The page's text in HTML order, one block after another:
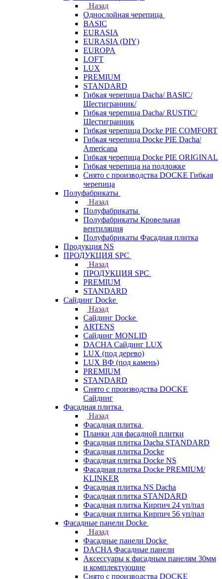
Назад
Однослойная черепица
BASIC
EURASIA
EURASIA (DIY)
EUROPA
LOFT
LUX
PREMIUM
STANDARD
Гибкая черепица Dacha/ BASIC/
Шестигранник/
Гибкая черепица Dacha/ RUSTIC/
Шестигранник
Гибкая черепица Docke PIE COMFORT
Гибкая черепица Docke PIE Dacha/
Americana
Гибкая черепица Docke PIE ОRIGINАL
Гибкая черепица на подложке
Снято с производства DOCKE Гибкая
черепица
Полуфабрикаты
Назад
Полуфабрикаты
Полуфабрикаты Кровельная
вентиляция
Полуфабрикаты Фасадная плитка
Продукция NS
ПРОДУКЦИЯ SPC
Назад
ПРОДУКЦИЯ SPC
PREMIUM
STANDARD
Сайдинг Docke
Назад
Сайдинг Docke
ARTENS
Cайдинг MONLID
DACHA Сайдинг LUX
LUX (под дерево)
LUX ВФ (под камень)
PREMIUM
STANDARD
Снято с производства DOCKE
Сайдинг
Фасадная плитка
Назад
Фасадная плитка
Планки для фасадной плитки
Фасадная плитка Dacha STANDARD
Фасадная плитка Docke
Фасадная плитка Docke NS
Фасадная плитка Docke PREMIUM/
KLINKER
Фасадная плитка NS Dacha
Фасадная плитка STANDARD
Фасадная плитка Кирпич 24 уп/пал
Фасадная плитка Кирпич 56 уп/пал
Фасадные панели Docke
Назад
Фасадные панели Docke
DACHA Фасадные панели
Аксессуары к фасадным панелям 30мм
и комплектующие
Снято с производства DOCKE